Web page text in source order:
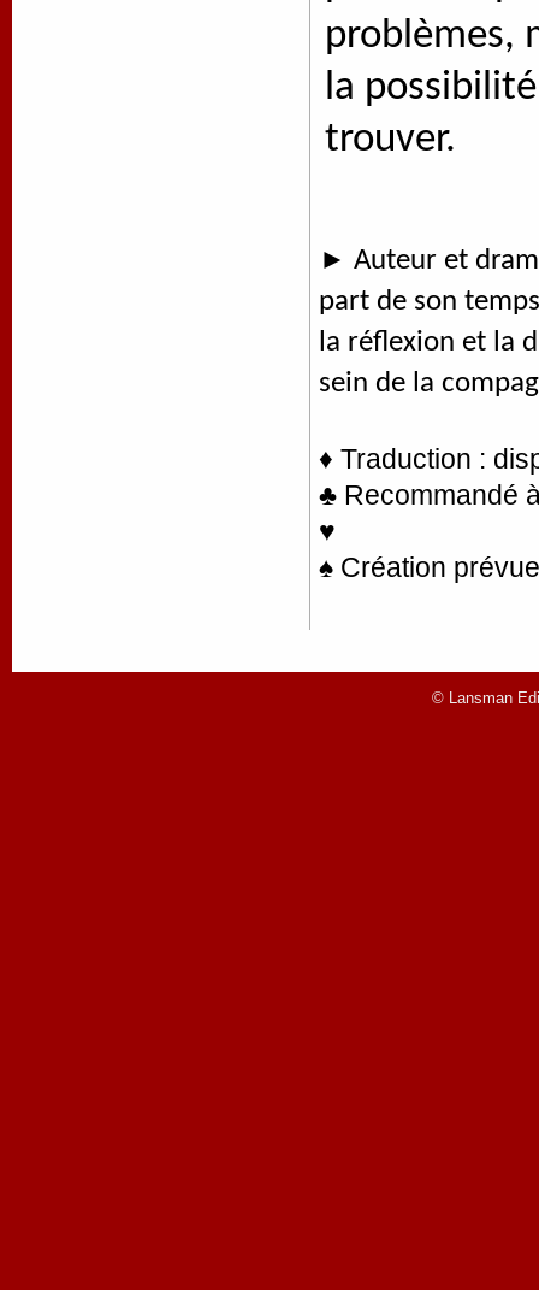
problèmes,
la
trouver.
► Auteur et
part de son
la réflexion et la
sein de la
♦ Traduction :
♣ Recommandé
♥
♠ Création
© Lansman